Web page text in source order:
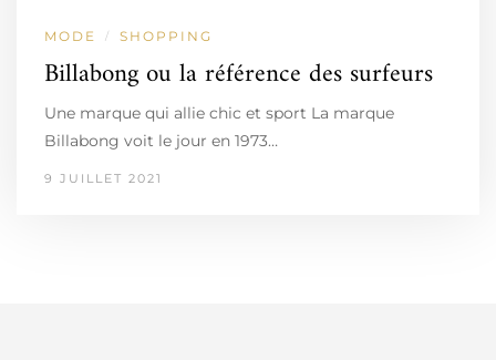
MODE / SHOPPING
Billabong ou la référence des surfeurs
Une marque qui allie chic et sport La marque
Billabong voit le jour en 1973…
9 JUILLET 2021